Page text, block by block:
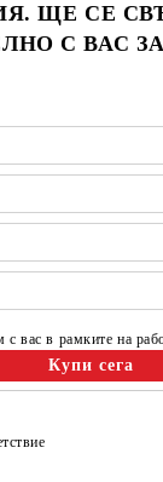
ЩЕ СЕ
С ВАС
вас в рамките на